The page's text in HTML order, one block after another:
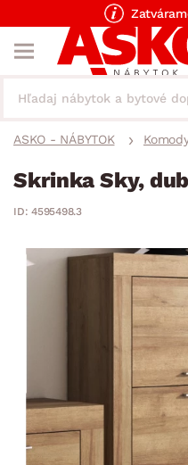
ASKO - NÁBYTOK
Skrinka Sky,
ID: 4595498.3